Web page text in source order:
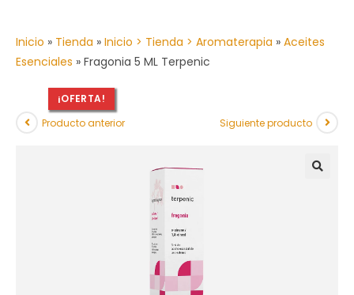
Inicio » Tienda » Inicio > Tienda > Aromaterapia » Aceites
Esenciales » Fragonia 5 ML Terpenic
¡OFERTA!
Producto anterior
Siguiente producto